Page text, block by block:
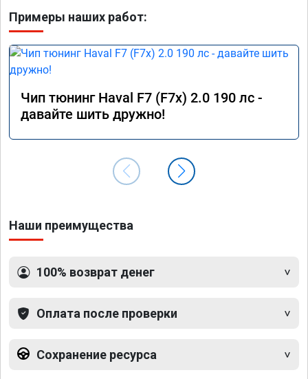
Примеры наших работ:
Чип тюнинг Haval F7 (F7x) 2.0 190 лс -
давайте шить дружно!
Наши преимущества
100% возврат денег
Оплата после проверки
Сохранение ресурса